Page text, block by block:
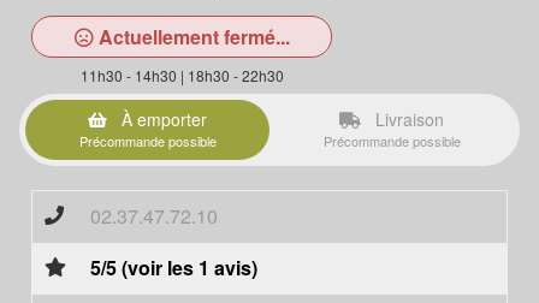
Actuellement fermé...
11h30 - 14h30 | 18h30 - 22h30
À emporter
Précommande possible
Livraison
Précommande possible
02.37.47.72.10
5/5 (voir les 1 avis)